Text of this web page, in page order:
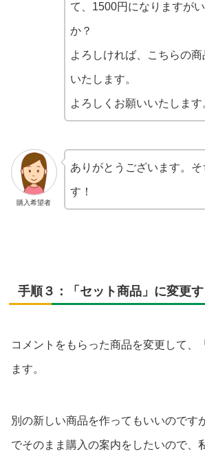
て、1500円になりますが
か？
よろしければ、こちらの
いたします。
よろしくお願いいたします
購入希望者
ありがとうございます。そ
す！
手順３：「セット商品」に変更
コメントをもらった商品を変更して、
ます。
別の新しい商品を作ってもいいのです
でそのまま購入の案内をしたいので、